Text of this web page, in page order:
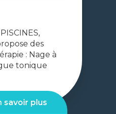
des
: Nage à
tonique
savoir plus